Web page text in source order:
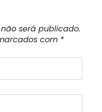
será publicado.
com *